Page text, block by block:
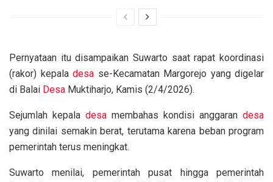
Pernyataan itu disampaikan Suwarto saat rapat koordinasi
(rakor) kepala desa se-Kecamatan Margorejo yang digelar
di Balai Desa Muktiharjo, Kamis (2/4/2026).
Sejumlah kepala desa membahas kondisi anggaran desa
yang dinilai semakin berat, terutama karena beban program
pemerintah terus meningkat.
Suwarto menilai, pemerintah pusat hingga pemerintah